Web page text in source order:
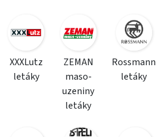
XXXLutz
letáky
ZEMAN
maso-
uzeniny
letáky
Rossmann
letáky